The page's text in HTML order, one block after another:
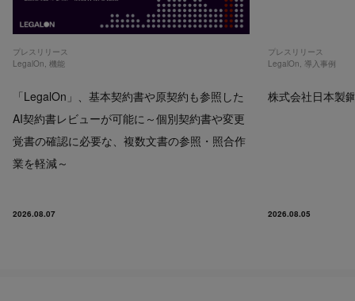
プレスリリース
LegalOn,機能
「LegalOn」、基本契約書や原契約も参照した
AI契約書レビューが可能に～個別契約書や変更
覚書の確認に必要な、複数文書の参照・照合作
業を軽減～
2026.08.07
プレスリリース
LegalOn, 導入事例
株式会社日本製
2026.08.05